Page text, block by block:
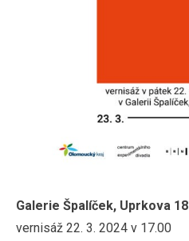
Galerie Špalíček, Uprkova 18
vernisáž 22. 3. 2024 v 17.00